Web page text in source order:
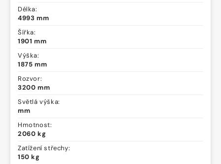
Délka:
4993 mm
Šířka:
1901 mm
Výška:
1875 mm
Rozvor:
3200 mm
Světlá výška:
mm
Hmotnost:
2060 kg
Zatížení střechy:
150 kg